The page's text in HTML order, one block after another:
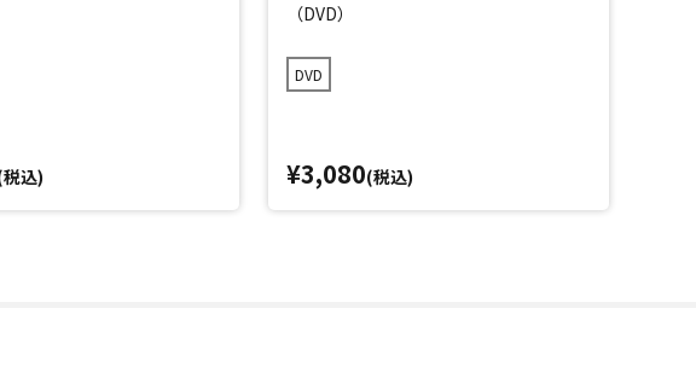
込)
（DVD）
DVD
¥3,080(税込)